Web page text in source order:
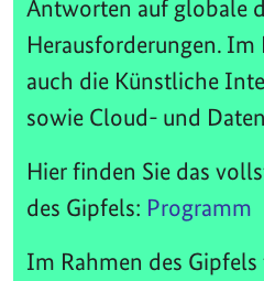
Antworten auf globale
Herausforderungen. Im
auch die Künstliche
sowie Cloud- und
Hier finden Sie das
des Gipfels: Programm
Im Rahmen des